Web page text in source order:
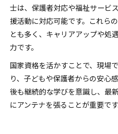
士は、保護者対応や福祉サービ
援活動に対応可能です。これら
とも多く、キャリアアップや処
力です。
国家資格を活かすことで、現場
り、子どもや保護者からの安心
後も継続的な学びを意識し、最
にアンテナを張ることが重要です